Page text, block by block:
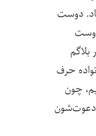
دوست
حرف
چون
دعوت‌شون